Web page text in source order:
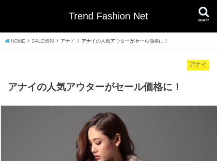
Trend Fashion Net search
HOME SALE情報 アナイ アナイの人気アウターがセール価格に！
アナイ
アナイの人気アウターがセール価格に！